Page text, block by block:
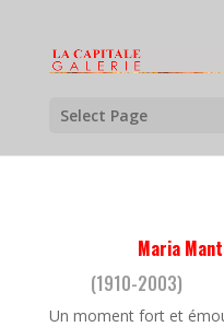
Select Page
Maria
(1910-
Un moment fort et